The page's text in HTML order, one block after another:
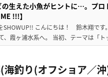
の生えた小魚がヒントに…。プ
!!!】
SHOWUP!! こんにちは！ 鈴木翔で
、霞ヶ浦水系へ。 当初、テーマは「
海釣り(オフショア／